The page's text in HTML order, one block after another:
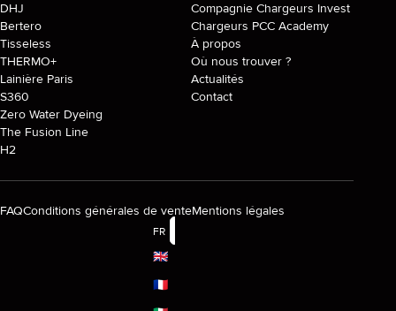
DHJ
Bertero
Tisseless
THERMO+
Lainière Paris
S360
Zero Water Dyeing
The Fusion Line
H2
Compagnie Chargeurs Invest
Chargeurs PCC Academy
À propos
Où nous trouver ?
Actualités
Contact
FAQConditions générales de venteMentions légales
FR
🇬🇧
🇫🇷